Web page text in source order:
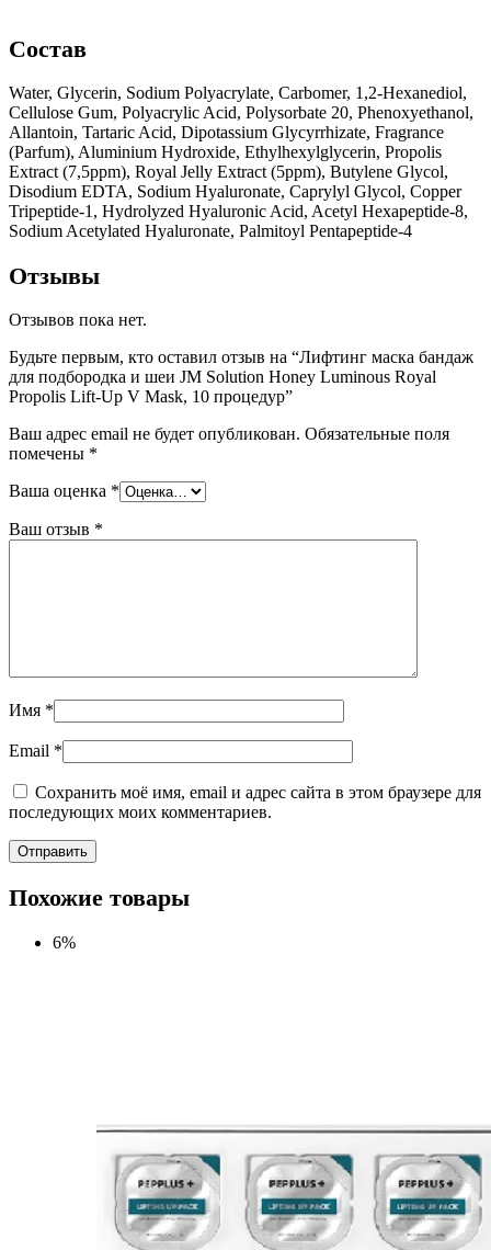
Состав
Water, Glycerin, Sodium Polyacrylate, Carbomer, 1,2-Hexanediol,
Cellulose Gum, Polyacrylic Acid, Polysorbate 20, Phenoxyethanol,
Allantoin, Tartaric Acid, Dipotassium Glycyrrhizate, Fragrance
(Parfum), Aluminium Hydroxide, Ethylhexylglycerin, Propolis
Extract (7,5ppm), Royal Jelly Extract (5ppm), Butylene Glycol,
Disodium EDTA, Sodium Hyaluronate, Caprylyl Glycol, Copper
Tripeptide-1, Hydrolyzed Hyaluronic Acid, Acetyl Hexapeptide-8,
Sodium Acetylated Hyaluronate, Palmitoyl Pentapeptide-4
Отзывы
Отзывов пока нет.
Будьте первым, кто оставил отзыв на “Лифтинг маска бандаж
для подбородка и шеи JM Solution Honey Luminous Royal
Propolis Lift-Up V Mask, 10 процедур”
Ваш адрес email не будет опубликован. Обязательные поля
помечены *
Ваша оценка *
Ваш отзыв *
Имя *
Email *
Сохранить моё имя, email и адрес сайта в этом браузере для
последующих моих комментариев.
Похожие товары
6%